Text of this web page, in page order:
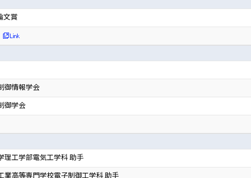
文賞
御情報学会
御学会
理工学部電気工学科 助手
業高等専門学校電子制御工学科 助手